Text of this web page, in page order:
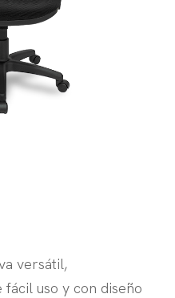
versátil,
fácil uso y con diseño